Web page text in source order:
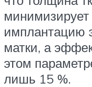
имплантацию
матки, а
этом
лишь 15 %.